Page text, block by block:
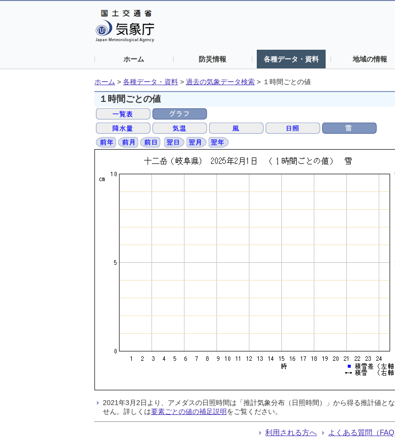
ホーム 防災情報 各種データ・資料 地域の情報
ホーム > 各種データ・資料 > 過去の気象データ検索 > １時間ごとの値
１時間ごとの値
2021年3月2日より、アメダスの日照時間は「推計気象分布（日照時間）」から得る推計値と
せん。詳しくは要素ごとの値の補足説明をご覧ください。
利用される方へ よくある質問（FAQ